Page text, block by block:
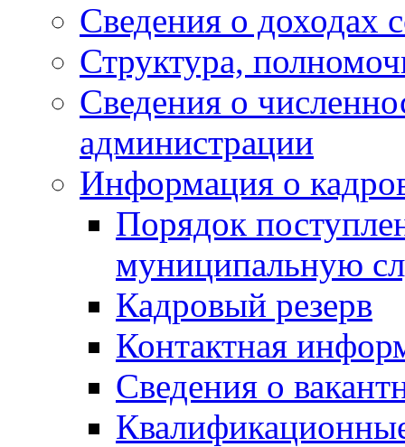
Сведения о доходах
Структура,
Сведения о
администрации
Информация о
Порядок
муниципальную
Кадровый резерв
Контактная
Сведения о